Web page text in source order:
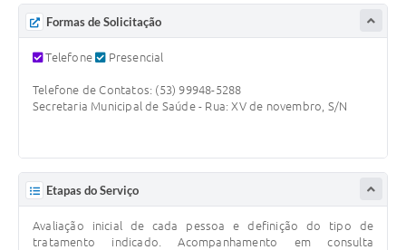
Enquete
Agenda
Diário Oficial
Contato
Formas de Solicitação
Telefone Presencial
Telefone de Contatos: (53) 99948-5288
Secretaria Municipal de Saúde - Rua: XV de novembro, S/N
Etapas do Serviço
Avaliação inicial de cada pessoa e definição do tipo de
tratamento indicado. Acompanhamento em consulta